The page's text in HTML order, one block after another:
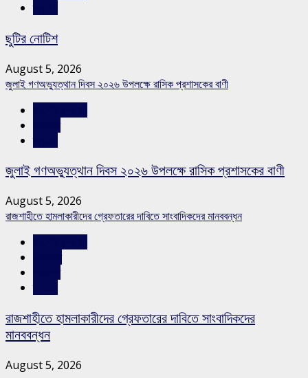
ছুটির নোটিশ
August 5, 2026
জুলাই গণঅভ্যুত্থান দিবস ২০২৬ উপলক্ষে রাসিক প্রশাসকের বাণী
জুলাই গণঅভ্যুত্থান দিবস ২০২৬ উপলক্ষে রাসিক প্রশাসকের বাণী
August 5, 2026
রাজশাহীতে হামলাকারীদের গ্রেফতারের দাবিতে সাংবাদিকদের মানববন্ধন
রাজশাহীতে হামলাকারীদের গ্রেফতারের দাবিতে সাংবাদিকদের
মানববন্ধন
August 5, 2026